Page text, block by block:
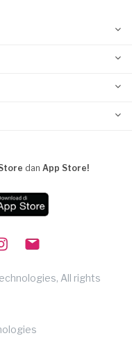
dan App Store!
All rights